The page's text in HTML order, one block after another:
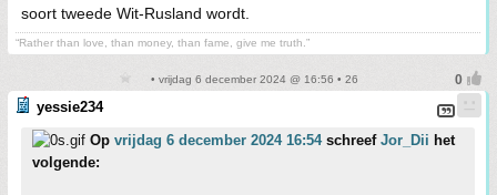
soort tweede Wit-Rusland wordt.
“Rather than love, than money, than fame, give me truth.”
• vrijdag 6 december 2024 @ 16:56 • 26
yessie234
Op vrijdag 6 december 2024 16:54schreef Jor_Dii het
volgende: